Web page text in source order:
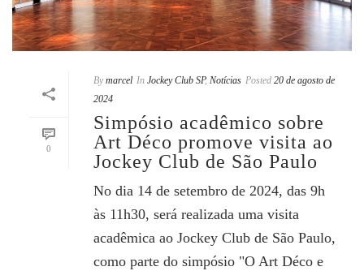
0
By marcel In Jockey Club SP, Notícias Posted 20 de agosto de
2024
Simpósio acadêmico sobre
Art Déco promove visita ao
Jockey Club de São Paulo
No dia 14 de setembro de 2024, das 9h
às 11h30, será realizada uma visita
acadêmica ao Jockey Club de São Paulo,
como parte do simpósio "O Art Déco e